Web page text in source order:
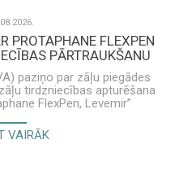
PROTAPHANE FLEXPEN
PĀRTRAUKŠANU
paziņo par zāļu piegādes
tirdzniecības apturēšana
FlexPen, Levemir”
veselības aprūpes
un Protaphane FlexPen ir
VAIRĀK